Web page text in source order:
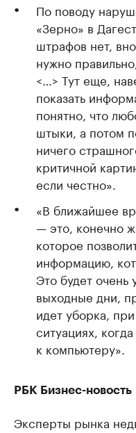
По поводу
«Зерно» в
штрафов нет,
нужно
<…> Тут еще,
показать
понятно, что
штыки, а потом
ничего
критичной
если честно».
«В ближайшее
— это, конечно
которое
информацию,
Это будет очень
выходные дни,
идет уборка,
ситуациях,
к компьютеру».
РБК Бизнес-новость
Эксперты рынка